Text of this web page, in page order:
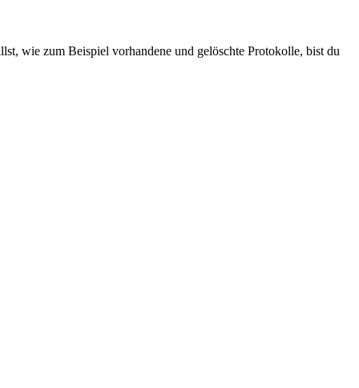
wie zum Beispiel vorhandene und gelöschte Protokolle, bist du